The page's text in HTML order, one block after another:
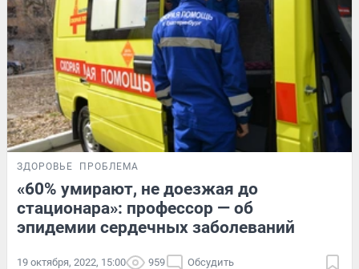
ЗДОРОВЬЕ ПРОБЛЕМА
«60% умирают, не доезжая до
стационара»: профессор — об
эпидемии сердечных заболеваний
19 октября, 2022, 15:00 959 Обсудить